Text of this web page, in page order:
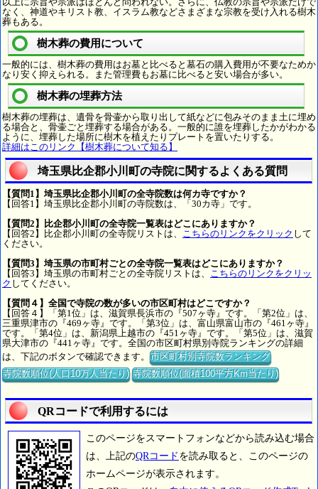
なく、神道やキリスト教、イスラム教などさまざまな宗教を受け入れる樹木
葬もある。
樹木葬の費用について
一般的には、樹木葬の費用はお墓と比べると墓石の購入費用が不要なためか
なり安く抑えられる。また管理費もお墓に比べると安い場合が多い。
樹木葬の埋葬方法
樹木葬の埋葬は、遺骨を骨壷から取り出して紙などに包みそのまま土に埋め
る場合と、骨壷ごと埋葬する場合がある。一般的に誰を埋葬したかがわかる
ように、埋葬した場所に樹木を植えたりプレートを置いたりする。
詳細はこのリンク【樹木葬について知る】
埼玉県比企郡小川町の寺院に関するよくある質問
【質問1】埼玉県比企郡小川町の全寺院数は何カ寺ですか？
【回答1】埼玉県比企郡小川町の寺院数は、「30カ寺」です。
【質問2】比企郡小川町の全寺院一覧表はどこにありますか？
【回答2】比企郡小川町の全寺院リストは、 こちらのリンクをクリック して
ください。
【質問3】埼玉県の市町村ごとの全寺院一覧表はどこにありますか？
【回答3】埼玉県の市町村ごとの全寺院リストは、 こちらのリンクをクリッ
ク してください。
【質問４】全国で寺院の数が多いの市区町村はどこですか？
【回答４】「第1位」は、滋賀県長浜市の『507ヶ寺』です。「第2位」は、
三重県津市の『469ヶ寺』です。「第3位」は、富山県富山市の『461ヶ寺』
です。「第4位」は、新潟県上越市の『451ヶ寺』です。「第5位」は、滋賀
県大津市の『441ヶ寺』です。全国の市区町村県別寺院ランキングの詳細
は、下記のボタンで確認できます。市区町村別寺院数ランキング
寺院数順位(人口10万人当たり) 寺院数順位(面積100平方Km当たり)
QRコードで利用するには
このページをスマートフォンなどから読み込む場合
は、上記のQRコード を読み取ると、このページの
ホームページが表示されます。